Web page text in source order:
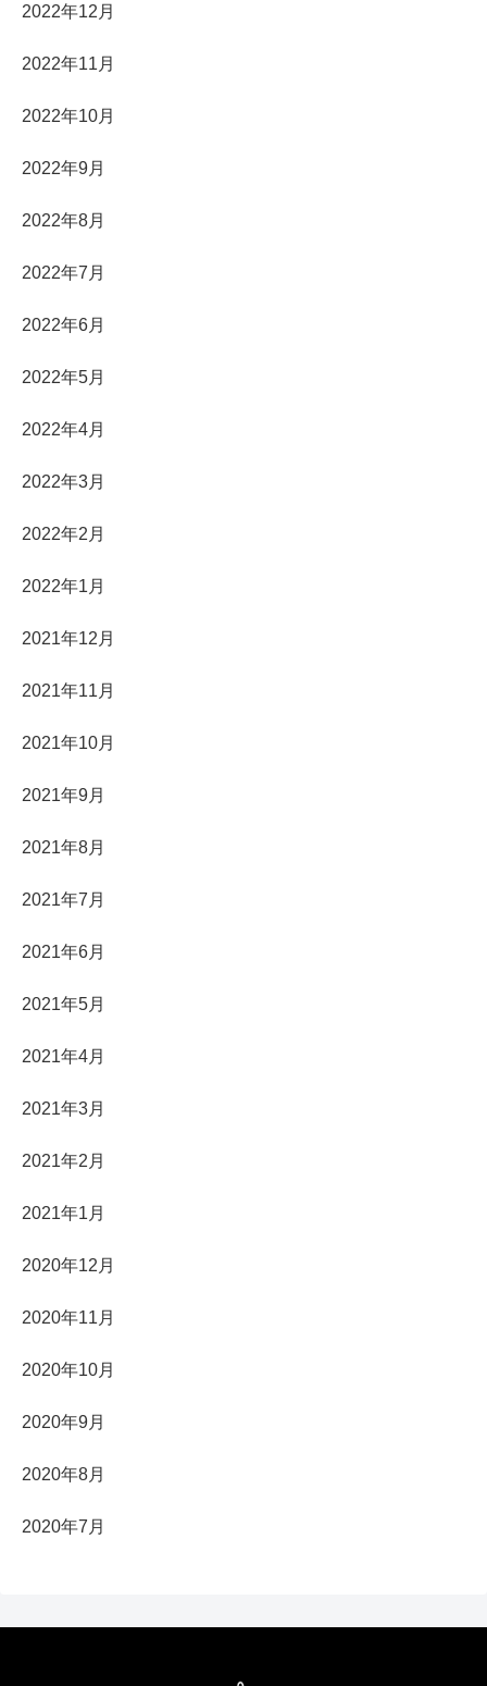
2022年12月
2022年11月
2022年10月
2022年9月
2022年8月
2022年7月
2022年6月
2022年5月
2022年4月
2022年3月
2022年2月
2022年1月
2021年12月
2021年11月
2021年10月
2021年9月
2021年8月
2021年7月
2021年6月
2021年5月
2021年4月
2021年3月
2021年2月
2021年1月
2020年12月
2020年11月
2020年10月
2020年9月
2020年8月
2020年7月